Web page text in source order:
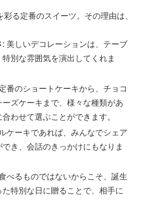
る定番のスイーツ。その理由は、
: 美しいデコレーションは、テーブ
別な雰囲気を演出してくれま
番のショートケーキから、チョコ
ーズケーキまで、様々な種類があ
わせて選ぶことができます。
ケーキであれば、みんなでシェア
でき、会話のきっかけにもなりま
べるものではないからこそ、誕生
た特別な日に贈ることで、相手に